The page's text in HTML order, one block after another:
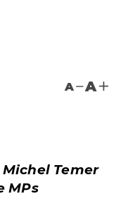
A A
Temer
MPs